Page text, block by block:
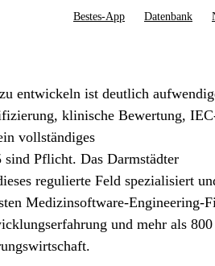
Bestes-App Datenbank
entwickeln ist deutlich
klinische Bewertung,
vollständiges
sind Pflicht. Das Darmstädter
regulierte Feld spezialisiert
Medizinsoftware-Engineering-
und mehr als 800